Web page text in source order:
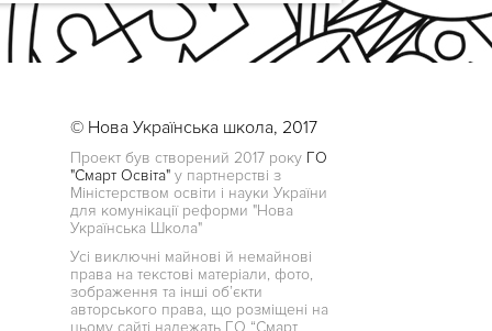
© Нова Українська школа, 2017
Проект був створений 2017 року ГО
"Смарт Освіта" у партнерстві з
Міністерством освіти і науки України
для комунікації реформи "Нова
Українська Школа"
Усі виключні майнові й немайнові
права на текстові матеріали, фото,
зображення та інші об’єкти
авторського права, що розміщені на
цьому сайті належать ГО “Смарт